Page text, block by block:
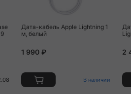
Дата-кабель Apple Lightning 1
м, белый
1 990 ₽
В наличии
2